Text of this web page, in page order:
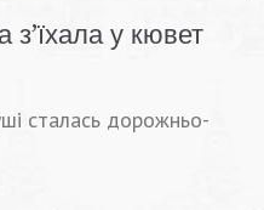
у кювет
сталась дорожньо-